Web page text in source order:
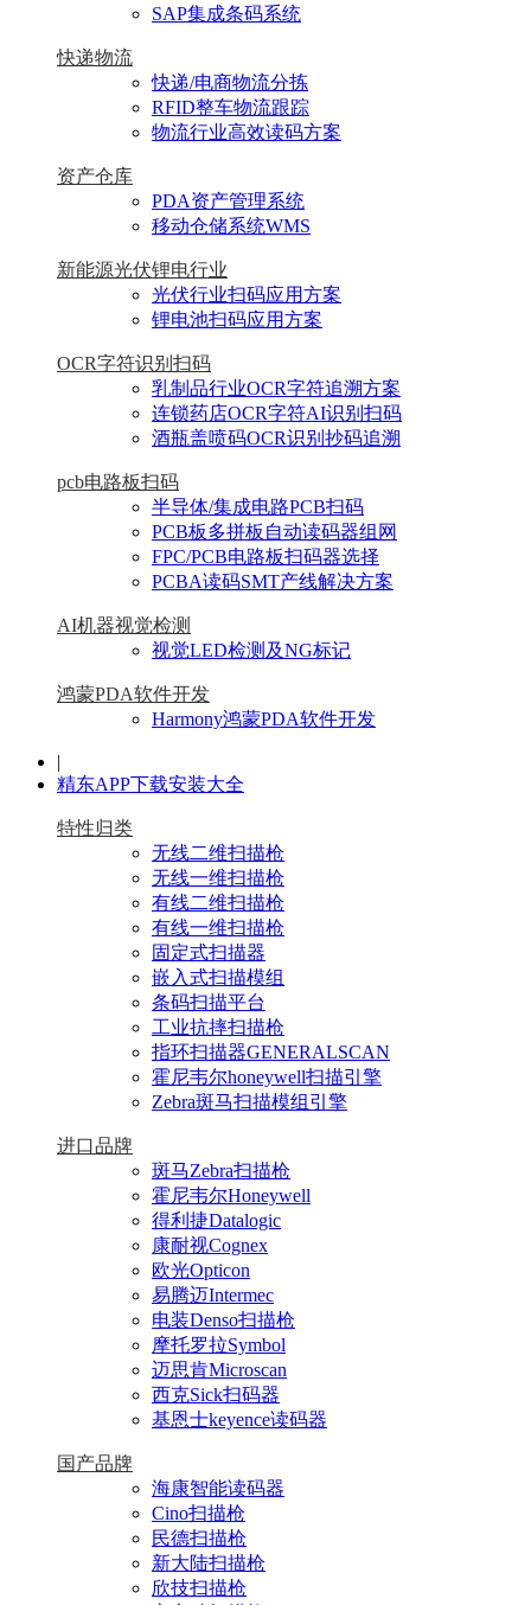
SAP集成条码系统
快递物流
快递/电商物流分拣
RFID整车物流跟踪
物流行业高效读码方案
资产仓库
PDA资产管理系统
移动仓储系统WMS
新能源光伏锂电行业
光伏行业扫码应用方案
锂电池扫码应用方案
OCR字符识别扫码
乳制品行业OCR字符追溯方案
连锁药店OCR字符AI识别扫码
酒瓶盖喷码OCR识别抄码追溯
pcb电路板扫码
半导体/集成电路PCB扫码
PCB板多拼板自动读码器组网
FPC/PCB电路板扫码器选择
PCBA读码SMT产线解决方案
AI机器视觉检测
视觉LED检测及NG标记
鸿蒙PDA软件开发
Harmony鸿蒙PDA软件开发
|
精东APP下载安装大全
特性归类
无线二维扫描枪
无线一维扫描枪
有线二维扫描枪
有线一维扫描枪
固定式扫描器
嵌入式扫描模组
条码扫描平台
工业抗摔扫描枪
指环扫描器GENERALSCAN
霍尼韦尔honeywell扫描引擎
Zebra斑马扫描模组引擎
进口品牌
斑马Zebra扫描枪
霍尼韦尔Honeywell
得利捷Datalogic
康耐视Cognex
欧光Opticon
易腾迈Intermec
电装Denso扫描枪
摩托罗拉Symbol
迈思肯Microscan
西克Sick扫码器
基恩士keyence读码器
国产品牌
海康智能读码器
Cino扫描枪
民德扫描枪
新大陆扫描枪
欣技扫描枪